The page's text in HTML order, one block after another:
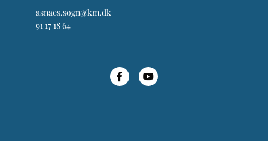
asnaes.sogn@km.dk
91 17 18 64